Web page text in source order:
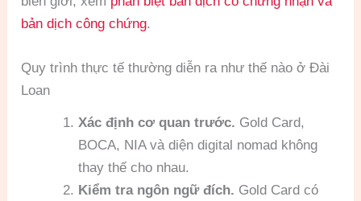
bản dịch công chứng.
Quy trình thực tế thường diễn ra như thế nào ở Đài
Loan
Xác định cơ quan trước. Gold Card,
BOCA, NIA và diện digital nomad không
thay thế cho nhau.
Kiểm tra ngôn ngữ đích. Gold Card có